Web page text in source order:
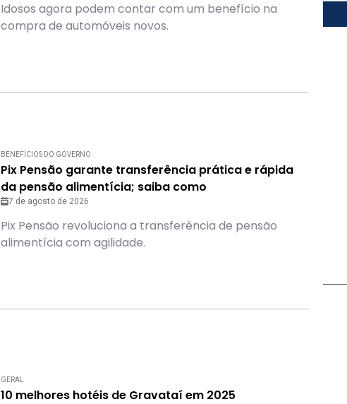
Idosos agora podem contar com um benefício na
compra de automóveis novos.
BENEFÍCIOS DO GOVERNO
Pix Pensão garante transferência prática e rápida
da pensão alimentícia; saiba como
7 de agosto de 2026
Pix Pensão revoluciona a transferência de pensão
alimentícia com agilidade.
GERAL
10 melhores hotéis de Gravataí em 2025